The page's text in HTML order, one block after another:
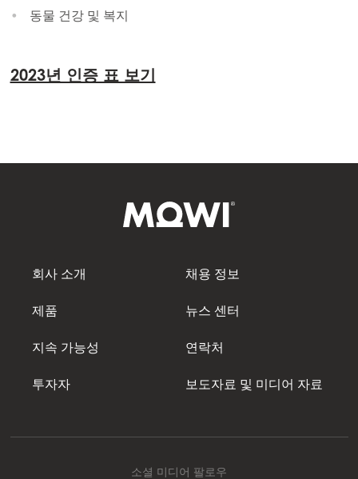
동물 건강 및 복지
2023년 인증 표 보기
회사 소개
제품
지속 가능성
투자자
채용 정보
뉴스 센터
연락처
보도자료 및 미디어 자료
소셜 미디어 팔로우